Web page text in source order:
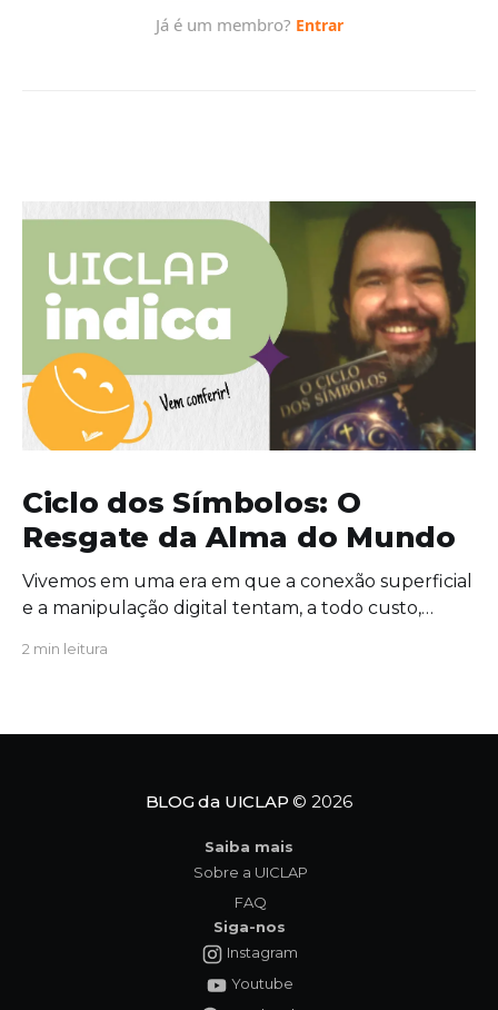
Ciclo dos Símbolos: O
Resgate da Alma do Mundo
Vivemos em uma era em que a conexão superficial
e a manipulação digital tentam, a todo custo,
2 min leitura
BLOG da UICLAP © 2026
Saiba mais
Sobre a UICLAP
FAQ
Siga-nos
Instagram
Youtube